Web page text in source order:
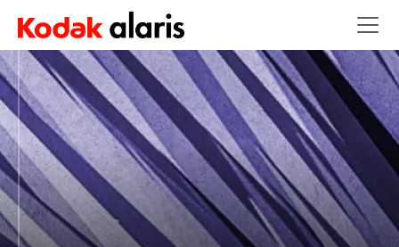
Skip to main content